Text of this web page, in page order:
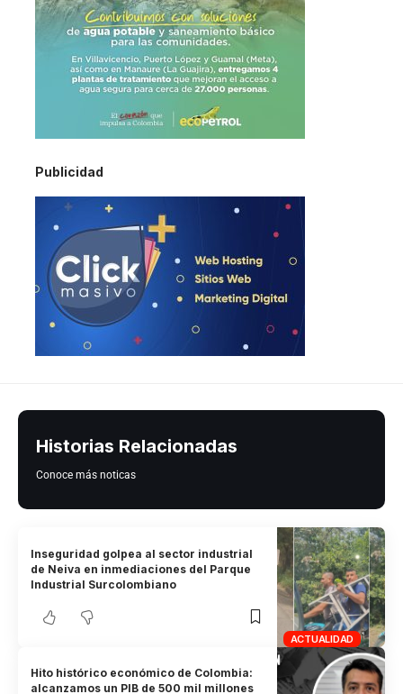
Publicidad
Historias Relacionadas
Conoce más noticas
ACTUALIDAD
Inseguridad golpea al sector industrial
de Neiva en inmediaciones del Parque
Industrial Surcolombiano
Hito histórico económico de Colombia:
alcanzamos un PIB de 500 mil millones